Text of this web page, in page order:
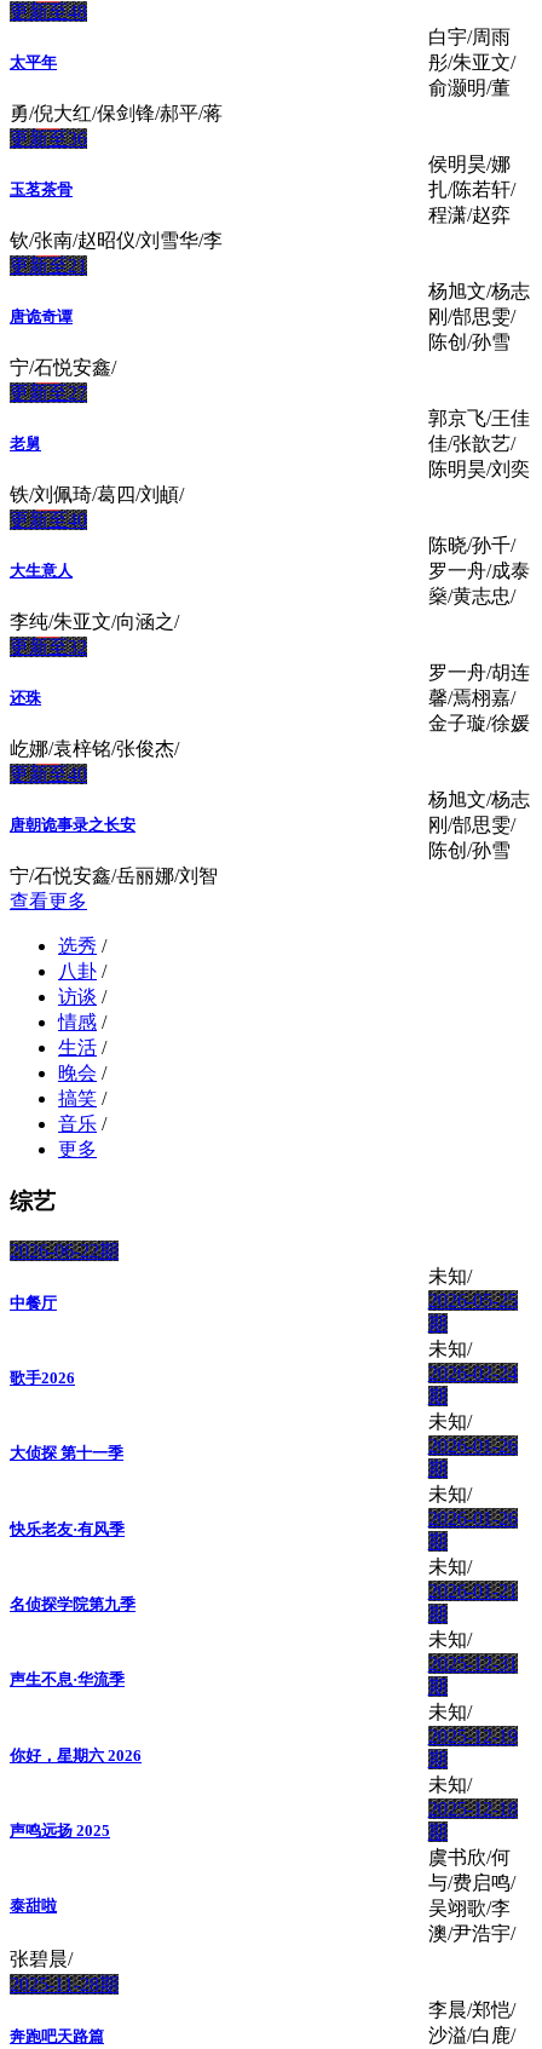
更新至48
太平年
白宇/周雨
彤/朱亚文/
俞灏明/董
勇/倪大红/保剑锋/郝平/蒋
更新至36
玉茗茶骨
侯明昊/娜
扎/陈若轩/
程潇/赵弈
钦/张南/赵昭仪/刘雪华/李
更新至21
唐诡奇谭
杨旭文/杨志
刚/郜思雯/
陈创/孙雪
宁/石悦安鑫/
更新至27
老舅
郭京飞/王佳
佳/张歆艺/
陈明昊/刘奕
铁/刘佩琦/葛四/刘頔/
更新至40
大生意人
陈晓/孙千/
罗一舟/成泰
燊/黄志忠/
李纯/朱亚文/向涵之/
更新至32
还珠
罗一舟/胡连
馨/焉栩嘉/
金子璇/徐媛
屹娜/袁梓铭/张俊杰/
更新至40
唐朝诡事录之长安
杨旭文/杨志
刚/郜思雯/
陈创/孙雪
宁/石悦安鑫/岳丽娜/刘智
查看更多
选秀 /
八卦 /
访谈 /
情感 /
生活 /
晚会 /
搞笑 /
音乐 /
更多
综艺
2026-06-22期
中餐厅
未知/
2026-05-25
期
歌手2026
未知/
2026-02-24
期
大侦探 第十一季
未知/
2026-01-26
期
快乐老友·有风季
未知/
2026-01-26
期
名侦探学院第九季
未知/
2026-01-21
期
声生不息·华流季
未知/
2025-12-31
期
你好，星期六 2026
未知/
2025-12-19
期
声鸣远扬 2025
未知/
2025-12-18
期
泰甜啦
虞书欣/何
与/费启鸣/
吴翊歌/李
澳/尹浩宇/
张碧晨/
2025-11-28期
奔跑吧天路篇
李晨/郑恺/
沙溢/白鹿/